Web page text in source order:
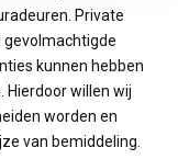
Private
gevolmachtigde
kunnen hebben
Hierdoor willen wij
worden en
van bemiddeling.